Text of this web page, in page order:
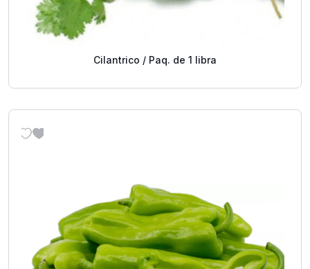
Cilantrico / Paq. de 1 libra